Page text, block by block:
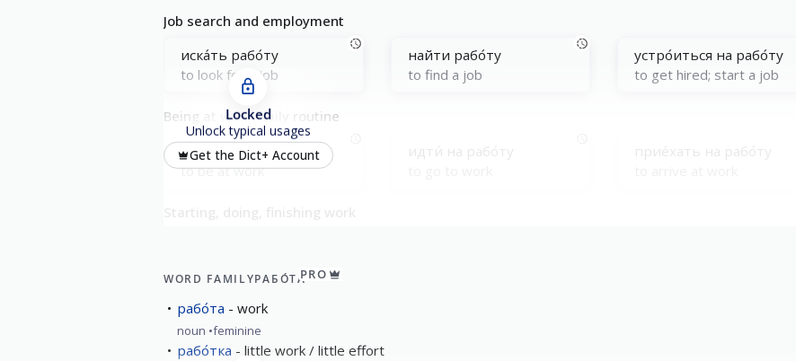
Job search and employment
иска́ть рабо́ту
to look for a job
найти рабо́ту
to find a job
устро́иться на рабо́ту
to get hired; start a job
Being at work: daily routine
быть на рабо́те
to be at work
Locked
Unlock typical usages
Get the Dict+ Account
WORD FAMILYРАБО́ТАPRO
рабо́та work
noun feminine
рабо́тка little work / little effort